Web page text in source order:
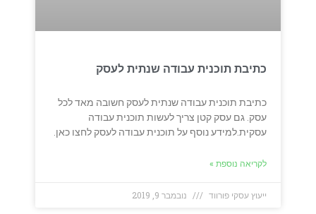
כתיבת תוכנית עבודה שנתית לעסק
כתיבת תוכנית עבודה שנתית לעסק חשובה מאד לכל
עסק. גם עסק קטן צריך לעשות תוכנית עבודה
עסקית.למידע נוסף על תוכנית עבודה לעסק לחצו כאן.
לקריאה נוספת »
ייעוץ עסקי פורווד נובמבר 9, 2019